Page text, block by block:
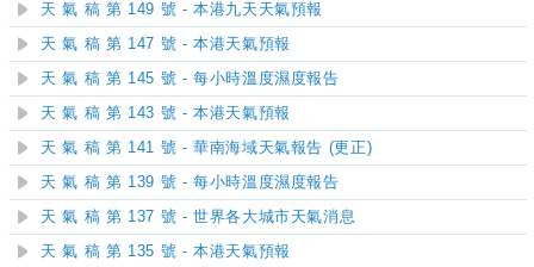
天 氣 稿 第 149 號 - 本港九天天氣預報
天 氣 稿 第 147 號 - 本港天氣預報
天 氣 稿 第 145 號 - 每小時溫度濕度報告
天 氣 稿 第 143 號 - 本港天氣預報
天 氣 稿 第 141 號 - 華南海域天氣報告 (更正)
天 氣 稿 第 139 號 - 每小時溫度濕度報告
天 氣 稿 第 137 號 - 世界各大城市天氣消息
天 氣 稿 第 135 號 - 本港天氣預報